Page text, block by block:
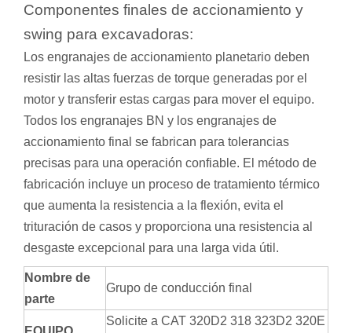
Componentes finales de accionamiento y
swing para excavadoras:
Los engranajes de accionamiento planetario deben
resistir las altas fuerzas de torque generadas por el
motor y transferir estas cargas para mover el equipo.
Todos los engranajes BN y los engranajes de
accionamiento final se fabrican para tolerancias
precisas para una operación confiable. El método de
fabricación incluye un proceso de tratamiento térmico
que aumenta la resistencia a la flexión, evita el
trituración de casos y proporciona una resistencia al
desgaste excepcional para una larga vida útil.
Nombre de
parte
Grupo de conducción final
Solicite a CAT 320D2 318 323D2 320E